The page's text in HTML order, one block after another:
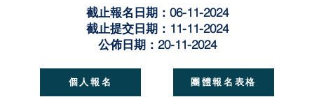
截止報名日期：06-11-2024
截止提交日期：11-11-2024
公佈日期：20-11-2024
個人報名 團體報名表格